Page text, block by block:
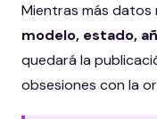
Mientras más datos
modelo, estado,
quedará la
obsesiones con la